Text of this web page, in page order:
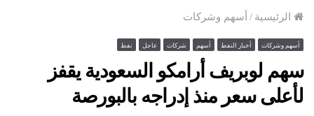
الرئيسية / أسهم وشركات
أسهم وشركات أخبار النفط أسهم شركات عاجل نفط
سهم لوبريف أرامكو السعودية يقفز
لأعلى سعر منذ إدراجه بالبورصة